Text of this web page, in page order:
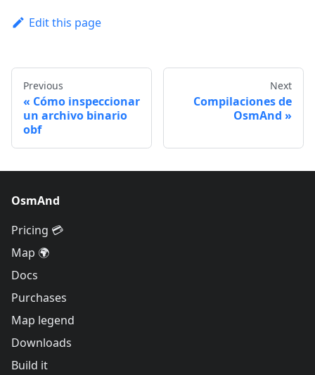
Edit this page
Previous
Cómo inspeccionar
un archivo binario
obf
Next
Compilaciones de
OsmAnd
OsmAnd
Pricing 💳
Map 🌍
Docs
Purchases
Map legend
Downloads
Build it